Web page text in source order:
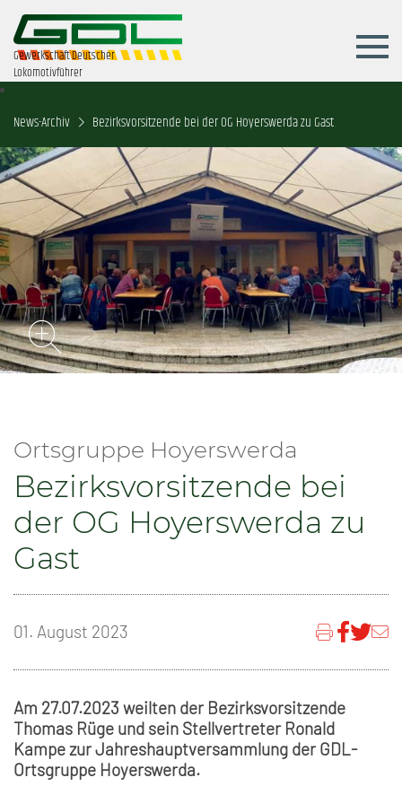
Gewerkschaft Deutscher
Lokomotivführer
News-Archiv Bezirksvorsitzende bei der OG Hoyerswerda zu Gast
Ortsgruppe Hoyerswerda
Bezirksvorsitzende bei
der OG Hoyerswerda zu
Gast
01. August 2023
Am 27.07.2023 weilten der Bezirksvorsitzende
Thomas Rüge und sein Stellvertreter Ronald
Kampe zur Jahreshauptversammlung der GDL-
Ortsgruppe Hoyerswerda.